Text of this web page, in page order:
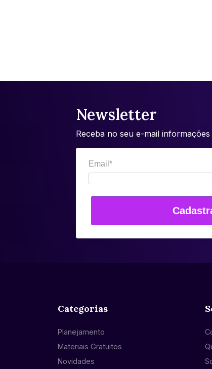
Newsletter
Receba no seu e-mail
Email*
Categorias
Planejamento
Materiais Gratuitos
Novidades